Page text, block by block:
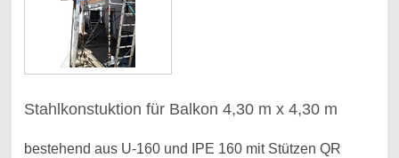
Stahlkonstuktion für Balkon 4,30 m x 4,30 m
bestehend aus U-160 und IPE 160 mit Stützen QR